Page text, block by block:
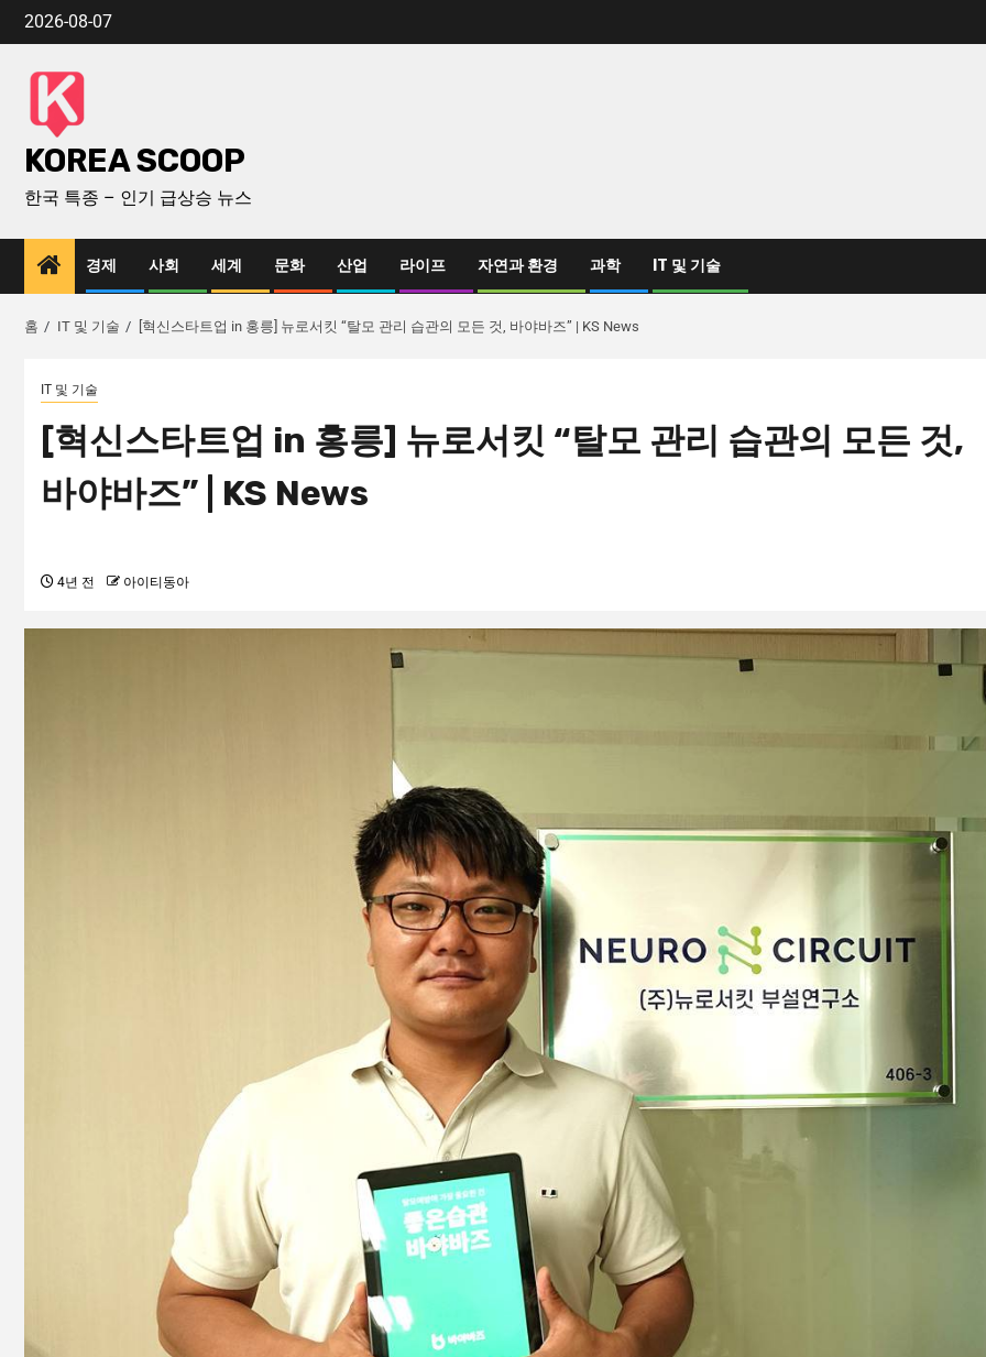
2026-08-07
KOREA SCOOP
한국 특종 – 인기 급상승 뉴스
경제 사회 세계 문화 산업 라이프 자연과 환경 과학 IT 및 기술
홈 IT 및 기술 [혁신스타트업 in 홍릉] 뉴로서킷 “탈모 관리 습관의 모든 것, 바야바즈” | KS News
IT 및 기술
[혁신스타트업 in 홍릉] 뉴로서킷 “탈모 관리 습관의 모든 것,
바야바즈” | KS News
4년 전 아이티동아